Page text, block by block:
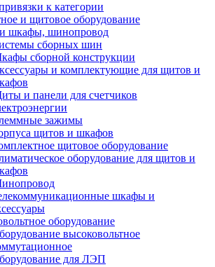
к категории
и щитовое оборудование
шкафы, шинопровод
сборных шин
сборной конструкции
и комплектующие для щитов и
и панели для счетчиков
зажимы
щитов и шкафов
щитовое оборудование
оборудование для щитов и
шкафы и
оборудование
высоковольтное
для ЛЭП